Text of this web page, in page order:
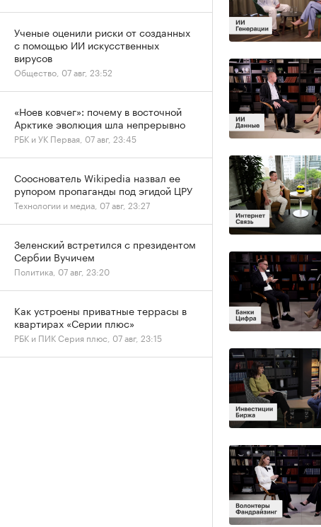
Ученые оценили риски от созданных
с помощью ИИ искусственных
вирусов
Общество, 07 авг, 23:52
«Ноев ковчег»: почему в восточной
Арктике эволюция шла непрерывно
РБК и УК Первая, 07 авг, 23:45
Сооснователь Wikipedia назвал ее
рупором пропаганды под эгидой ЦРУ
Технологии и медиа, 07 авг, 23:27
Зеленский встретился с президентом
Сербии Вучичем
Политика, 07 авг, 23:20
Как устроены приватные террасы в
квартирах «Серии плюс»
РБК и ПИК Серия плюс, 07 авг, 23:15